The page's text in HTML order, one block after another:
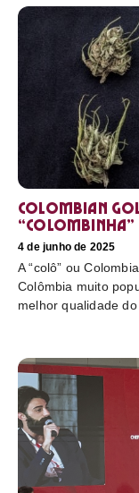
Colombian
“colombinha”
4 de junho de 2025
A “colô” ou
Colômbia muito
melhor qualidade